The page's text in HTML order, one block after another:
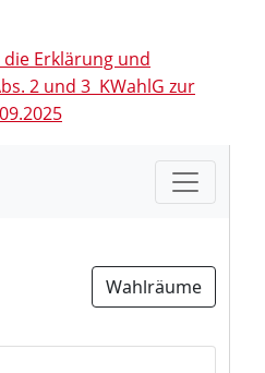
Erklärung und
2 und 3 KWahlG zur